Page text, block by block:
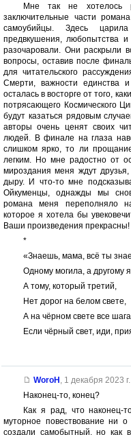
Мне так не хотелось
заключительные части
самоубийцы. Здесь
предвкушения, любопытства
разочаровали. Они раскрыли
вопросы, оставив после
для читательского
Смерти, важности единства и
осталась в восторге от того,
потрясающего Космического
будут казаться рядовым
авторы очень ценят своих
людей. В финале на глаза
слишком ярко, то ли
легким. Но мне радостно от
мироздания меня ждут
дыру. И что-то мне
Ойкуменцы, однажды мы
романа меня переполняло
которое я хотела бы
Ваши произведения прекрасны!
*
«Знаешь, мама, всё ты
Одному могила, а другому
А тому, который третий,
Нет дорог на белом свете,
А на чёрном свете все
Если чёрный свет, иди,
WoroH 1 декабря 2023 г.
Наконец-то, конец?
Как я рад, что наконец-
муторное повествование ни
создали самобытный, но как